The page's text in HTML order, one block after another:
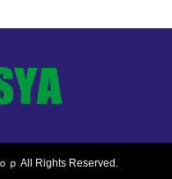
All Rights Reserved.